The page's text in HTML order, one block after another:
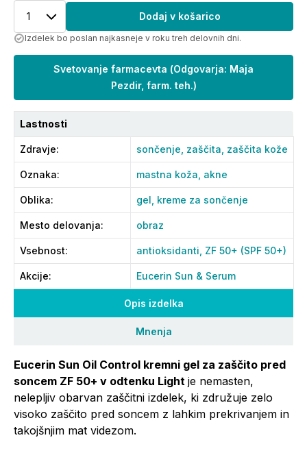
Opis izdelka
Mnenja
Eucerin Sun Oil Control kremni gel za zaščito pred
soncem ZF 50+ v odtenku Light je nemasten,
nelepljiv obarvan zaščitni izdelek, ki združuje zelo
visoko zaščito pred soncem z lahkim prekrivanjem in
takojšnjim mat videzom.
1 Dodaj v košarico
Izdelek bo poslan najkasneje v roku treh delovnih dni.
Svetovanje farmacevta (Odgovarja: Maja
Pezdir, farm. teh.)
Lastnosti
Zdravje: sončenje, zaščita, zaščita kože
Oznaka: mastna koža, akne
Oblika: gel, kreme za sončenje
Mesto delovanja: obraz
Vsebnost: antioksidanti, ZF 50+ (SPF 50+)
Akcije: Eucerin Sun & Serum